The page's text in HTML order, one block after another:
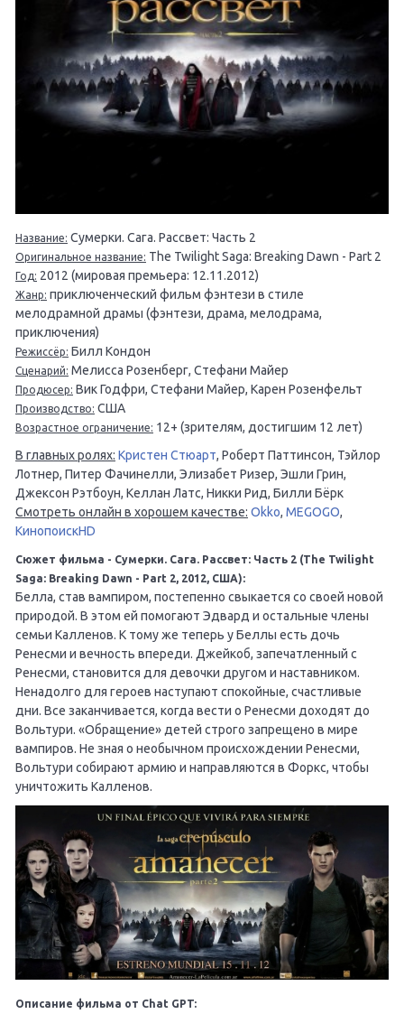
Название: Сумерки. Сага. Рассвет: Часть 2
Оригинальное название: The Twilight Saga: Breaking Dawn - Part 2
Год: 2012 (мировая премьера: 12.11.2012)
Жанр: приключенческий фильм фэнтези в стиле
мелодрамной драмы (фэнтези, драма, мелодрама,
приключения)
Режиссёр: Билл Кондон
Сценарий: Мелисса Розенберг, Стефани Майер
Продюсер: Вик Годфри, Стефани Майер, Карен Розенфельт
Производство: США
Возрастное ограничение: 12+ (зрителям, достигшим 12 лет)
В главных ролях: Кристен Стюарт, Роберт Паттинсон, Тэйлор
Лотнер, Питер Фачинелли, Элизабет Ризер, Эшли Грин,
Джексон Рэтбоун, Келлан Латс, Никки Рид, Билли Бёрк
Смотреть онлайн в хорошем качестве: Okko, MEGOGO,
КинопоискHD
Сюжет фильма - Сумерки. Сага. Рассвет: Часть 2 (The Twilight
Saga: Breaking Dawn - Part 2, 2012, США):
Белла, став вампиром, постепенно свыкается со своей новой
природой. В этом ей помогают Эдвард и остальные члены
семьи Калленов. К тому же теперь у Беллы есть дочь
Ренесми и вечность впереди. Джейкоб, запечатленный с
Ренесми, становится для девочки другом и наставником.
Ненадолго для героев наступают спокойные, счастливые
дни. Все заканчивается, когда вести о Ренесми доходят до
Вольтури. «Обращение» детей строго запрещено в мире
вампиров. Не зная о необычном происхождении Ренесми,
Вольтури собирают армию и направляются в Форкс, чтобы
уничтожить Калленов.
Описание фильма от Chat GPT: